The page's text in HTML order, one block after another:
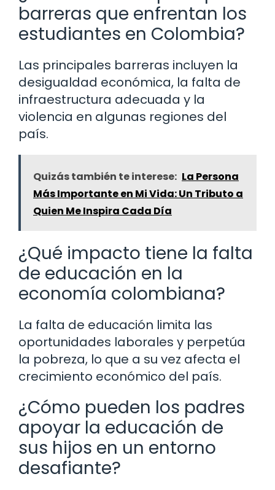
barreras que enfrentan los
estudiantes en Colombia?
Las principales barreras incluyen la
desigualdad económica, la falta de
infraestructura adecuada y la
violencia en algunas regiones del
país.
Quizás también te interese: La Persona
Más Importante en Mi Vida: Un Tributo a
Quien Me Inspira Cada Día
¿Qué impacto tiene la falta
de educación en la
economía colombiana?
La falta de educación limita las
oportunidades laborales y perpetúa
la pobreza, lo que a su vez afecta el
crecimiento económico del país.
¿Cómo pueden los padres
apoyar la educación de
sus hijos en un entorno
desafiante?